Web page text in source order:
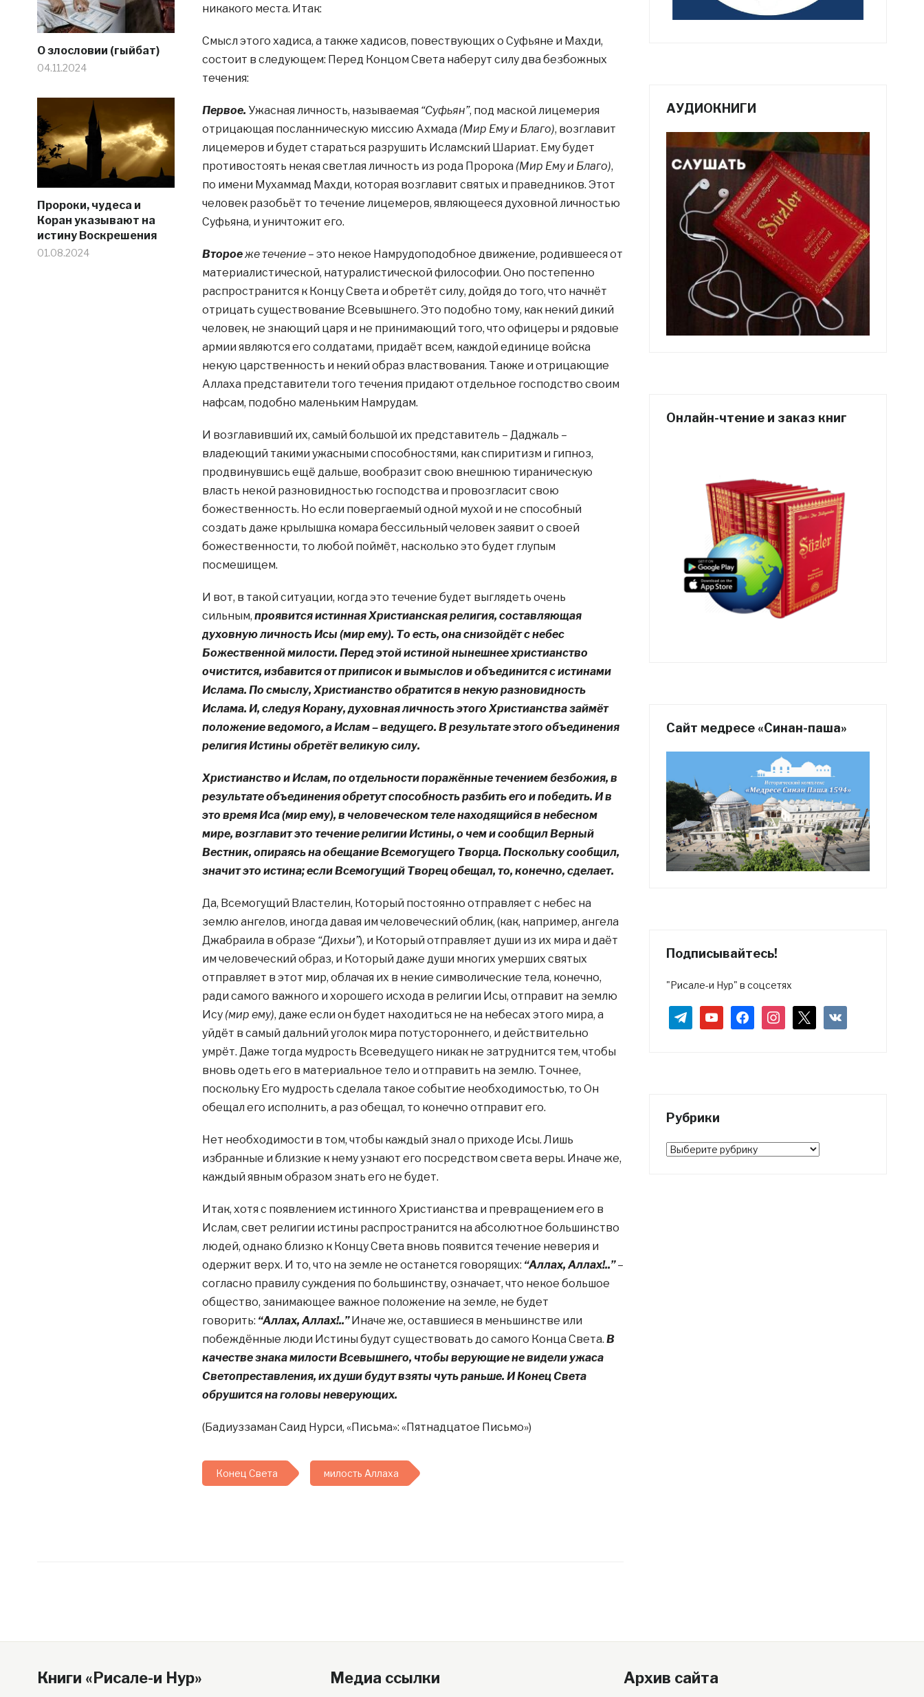
О злословии (гыйбат)
04.11.2024
Пророки, чудеса и
Коран указывают на
истину Воскрешения
01.08.2024
никакого места. Итак:
Смысл этого хадиса, а также хадисов, повествующих о Суфьяне и Махди,
состоит в следующем: Перед Концом Света наберут силу два безбожных
течения:
Первое. Ужасная личность, называемая “Суфьян”, под маской лицемерия
отрицающая посланническую миссию Ахмада (Мир Ему и Благо), возглавит
лицемеров и будет стараться разрушить Исламский Шариат. Ему будет
противостоять некая светлая личность из рода Пророка (Мир Ему и Благо),
по имени Мухаммад Махди, которая возглавит святых и праведников. Этот
человек разобьёт то течение лицемеров, являющееся духовной личностью
Суфьяна, и уничтожит его.
Второеже течение– это некое Намрудоподобное движение, родившееся от
материалистической, натуралистической философии. Оно постепенно
распространится к Концу Света и обретёт силу, дойдя до того, что начнёт
отрицать существование Всевышнего. Это подобно тому, как некий дикий
человек, не знающий царя и не принимающий того, что офицеры и рядовые
армии являются его солдатами, придаёт всем, каждой единице войска
некую царственность и некий образ властвования. Также и отрицающие
Аллаха представители того течения придают отдельное господство своим
нафсам, подобно маленьким Намрудам.
И возглавивший их, самый большой их представитель – Даджаль –
владеющий такими ужасными способностями, как спиритизм и гипноз,
продвинувшись ещё дальше, вообразит свою внешнюю тираническую
власть некой разновидностью господства и провозгласит свою
божественность. Но если повергаемый одной мухой и не способный
создать даже крылышка комара бессильный человек заявит о своей
божественности, то любой поймёт, насколько это будет глупым
посмешищем.
И вот, в такой ситуации, когда это течение будет выглядеть очень
сильным, проявится истинная Христианская религия, составляющая
духовную личность Исы (мир ему). То есть, она снизойдёт с небес
Божественной милости. Перед этой истиной нынешнее христианство
очистится, избавится от приписок и вымыслов и объединится с истинами
Ислама. По смыслу, Христианство обратится в некую разновидность
Ислама. И, следуя Корану, духовная личность этого Христианства займёт
положение ведомого, а Ислам – ведущего. В результате этого объединения
религия Истины обретёт великую силу.
Христианство и Ислам, по отдельности поражённые течением безбожия, в
результате объединения обретут способность разбить его и победить. И в
это время Иса (мир ему), в человеческом теле находящийся в небесном
мире, возглавит это течение религии Истины, о чем и сообщил Верный
Вестник, опираясь на обещание Всемогущего Творца. Поскольку сообщил,
значит это истина; если Всемогущий Творец обещал, то, конечно, сделает.
Да, Всемогущий Властелин, Который постоянно отправляет с небес на
землю ангелов, иногда давая им человеческий облик, (как, например, ангела
Джабраила в образе “Дихьи”), и Который отправляет души из их мира и даёт
им человеческий образ, и Который даже души многих умерших святых
отправляет в этот мир, облачая их в некие символические тела, конечно,
ради самого важного и хорошего исхода в религии Исы, отправит на землю
Ису (мир ему), даже если он будет находиться не на небесах этого мира, а
уйдёт в самый дальний уголок мира потустороннего, и действительно
умрёт. Даже тогда мудрость Всеведущего никак не затруднится тем, чтобы
вновь одеть его в материальное тело и отправить на землю. Точнее,
поскольку Его мудрость сделала такое событие необходимостью, то Он
обещал его исполнить, а раз обещал, то конечно отправит его.
Нет необходимости в том, чтобы каждый знал о приходе Исы. Лишь
избранные и близкие к нему узнают его посредством света веры. Иначе же,
каждый явным образом знать его не будет.
Итак, хотя с появлением истинного Христианства и превращением его в
Ислам, свет религии истины распространится на абсолютное большинство
людей, однако близко к Концу Света вновь появится течение неверия и
одержит верх. И то, что на земле не останется говорящих: “Аллах, Аллах!..”–
согласно правилу суждения по большинству, означает, что некое большое
общество, занимающее важное положение на земле, не будет
говорить: “Аллах, Аллах!..”Иначе же, оставшиеся в меньшинстве или
побеждённые люди Истины будут существовать до самого Конца Света. В
качестве знака милости Всевышнего, чтобы верующие не видели ужаса
Светопреставления, их души будут взяты чуть раньше. И Конец Света
обрушится на головы неверующих.
(Бадиуззаман Саид Нурси, «Письма»: «Пятнадцатое Письмо»)
Конец Света милость Аллаха
АУДИОКНИГИ
Онлайн-чтение и заказ книг
Сайт медресе «Синан-паша»
Подписывайтесь!
"Рисале-и Нур" в соцсетях
telegramyoutubefacebookinstagram vkontakte
Рубрики
Рубрики
Книги «Рисале-и Нур» Медиа ссылки Архив сайта